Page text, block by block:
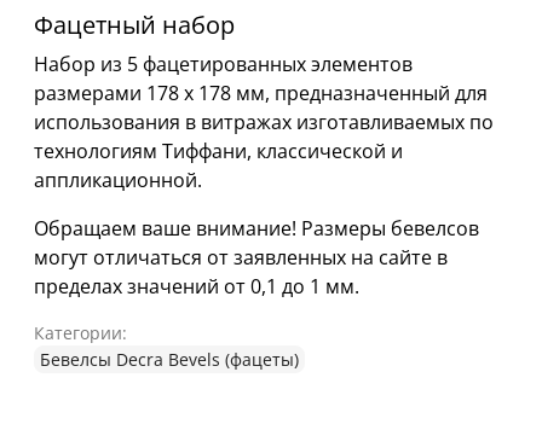
Фацетный набор
Набор из 5 фацетированных элементов
размерами 178 х 178 мм, предназначенный для
использования в витражах изготавливаемых по
технологиям Тиффани, классической и
аппликационной.
Обращаем ваше внимание! Размеры бевелсов
могут отличаться от заявленных на сайте в
пределах значений от 0,1 до 1 мм.
Категории:
Бевелсы Decra Bevels (фацеты)